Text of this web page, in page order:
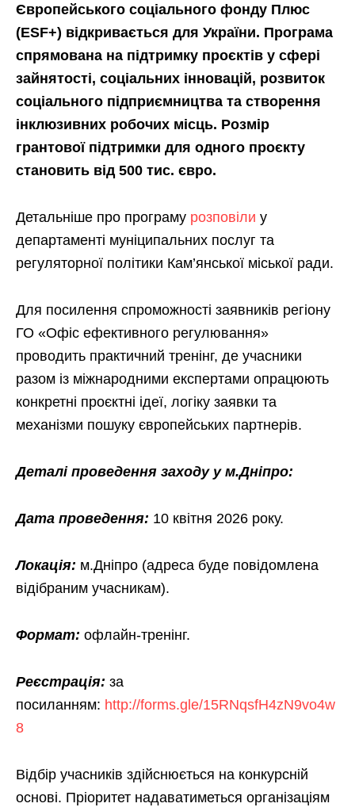
Європейського соціального фонду Плюс
(ESF+) відкривається для України. Програма
спрямована на підтримку проєктів у сфері
зайнятості, соціальних інновацій, розвиток
соціального підприємництва та створення
інклюзивних робочих місць. Розмір
грантової підтримки для одного проєкту
становить від 500 тис. євро.
Детальніше про програму розповіли у
департаменті муніципальних послуг та
регуляторної політики Кам’янської міської ради.
Для посилення спроможності заявників регіону
ГО «Офіс ефективного регулювання»
проводить практичний тренінг, де учасники
разом із міжнародними експертами опрацюють
конкретні проєктні ідеї, логіку заявки та
механізми пошуку європейських партнерів.
Деталі проведення заходу у м.Дніпро:
Дата проведення: 10 квітня 2026 року.
Локація: м.Дніпро (адреса буде повідомлена
відібраним учасникам).
Формат: офлайн-тренінг.
Реєстрація: за
посиланням: http://forms.gle/15RNqsfH4zN9vo4w
8
Відбір учасників здійснюється на конкурсній
основі. Пріоритет надаватиметься організаціям